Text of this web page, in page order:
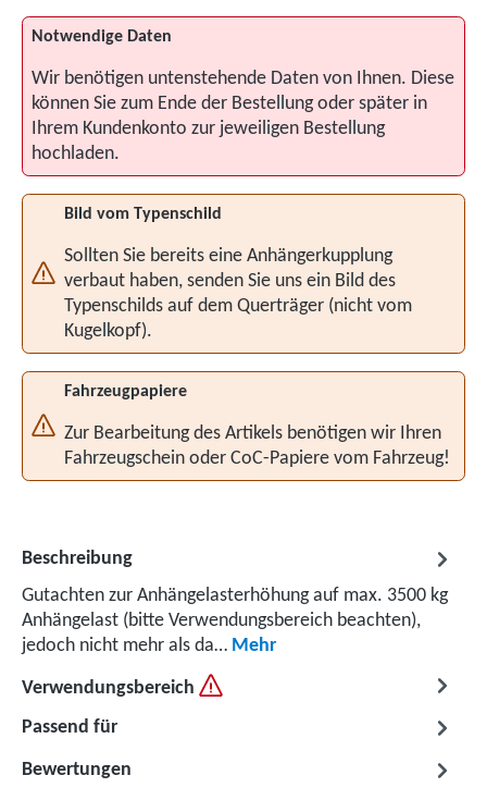
Notwendige Daten
Wir benötigen untenstehende Daten von Ihnen. Diese
können Sie zum Ende der Bestellung oder später in
Ihrem Kundenkonto zur jeweiligen Bestellung
hochladen.
Bild vom Typenschild
Sollten Sie bereits eine Anhängerkupplung
verbaut haben, senden Sie uns ein Bild des
Typenschilds auf dem Querträger (nicht vom
Kugelkopf).
Fahrzeugpapiere
Zur Bearbeitung des Artikels benötigen wir Ihren
Fahrzeugschein oder CoC-Papiere vom Fahrzeug!
Beschreibung
Gutachten zur Anhängelasterhöhung auf max. 3500 kg
Anhängelast (bitte Verwendungsbereich beachten),
jedoch nicht mehr als da… Mehr
Verwendungsbereich
Passend für
Bewertungen